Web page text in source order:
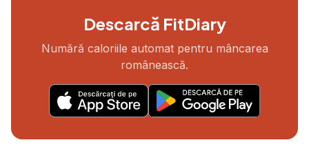
Descarcă FitDiary
Numără caloriile automat pentru mâncarea
românească.